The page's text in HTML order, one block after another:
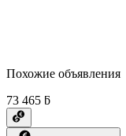
Похожие объявления
73 465 ƃ